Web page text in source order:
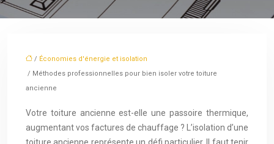
/ Économies d'énergie et isolation
/ Méthodes professionnelles pour bien isoler votre toiture
ancienne
Votre toiture ancienne est-elle une passoire thermique,
augmentant vos factures de chauffage ? L’isolation d’une